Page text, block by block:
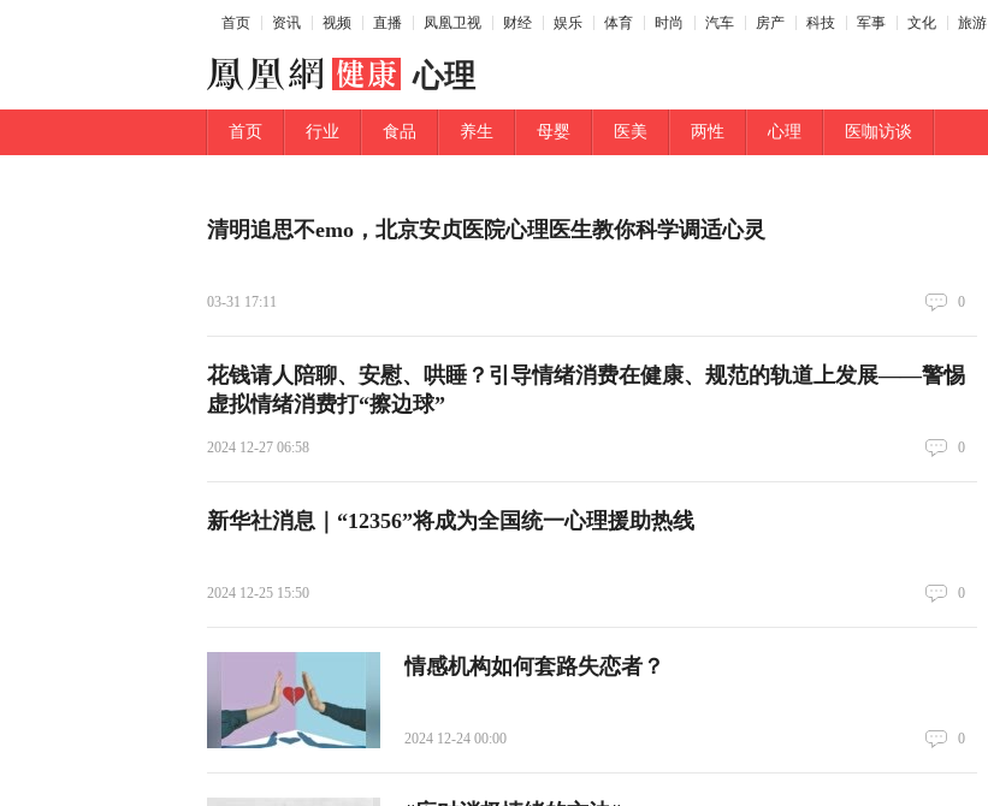
首页 资讯 视频 直播 凤凰卫视 财经 娱乐 体育 时尚 汽车 房产 科技 军事 文化 旅游
心理
首页 行业 食品 养生 母婴 医美 两性 心理 医咖访谈
清明追思不emo，北京安贞医院心理医生教你科学调适心灵
03-31 17:11 0
花钱请人陪聊、安慰、哄睡？引导情绪消费在健康、规范的轨道上发展——警惕
虚拟情绪消费打“擦边球”
2024 12-27 06:58 0
新华社消息｜“12356”将成为全国统一心理援助热线
2024 12-25 15:50 0
情感机构如何套路失恋者？
2024 12-24 00:00 0